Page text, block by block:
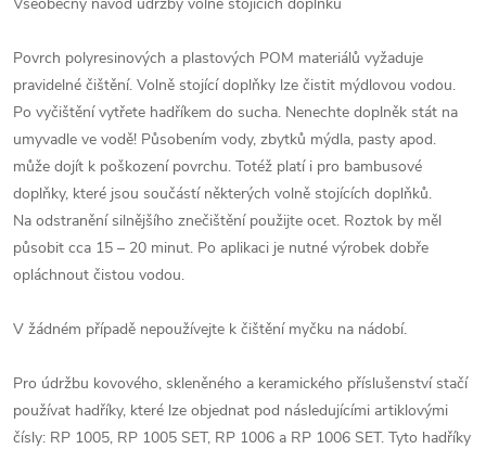
Povrch polyresinových a plastových POM materiálů vyžaduje
pravidelné čištění. Volně stojící doplňky lze čistit mýdlovou vodou.
Po vyčištění vytřete hadříkem do sucha. Nenechte doplněk stát na
umyvadle ve vodě! Působením vody, zbytků mýdla, pasty apod.
může dojít k poškození povrchu. Totéž platí i pro bambusové
doplňky, které jsou součástí některých volně stojících doplňků.
Na odstranění silnějšího znečištění použijte ocet. Roztok by měl
působit cca 15 – 20 minut. Po aplikaci je nutné výrobek dobře
opláchnout čistou vodou.
V žádném případě nepoužívejte k čištění myčku na nádobí.
Pro údržbu kovového, skleněného a keramického příslušenství stačí
používat hadříky, které lze objednat pod následujícími artiklovými
čísly: RP 1005, RP 1005 SET, RP 1006 a RP 1006 SET. Tyto hadříky